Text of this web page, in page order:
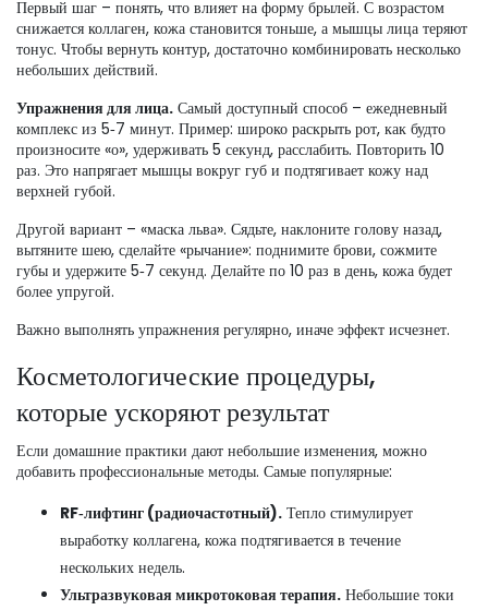
Первый шаг – понять, что влияет на форму брылей. С возрастом
снижается коллаген, кожа становится тоньше, а мышцы лица теряют
тонус. Чтобы вернуть контур, достаточно комбинировать несколько
небольших действий.
Упражнения для лица. Самый доступный способ – ежедневный
комплекс из 5‑7 минут. Пример: широко раскрыть рот, как будто
произносите «о», удерживать 5 секунд, расслабить. Повторить 10
раз. Это напрягает мышцы вокруг губ и подтягивает кожу над
верхней губой.
Другой вариант – «маска льва». Сядьте, наклоните голову назад,
вытяните шею, сделайте «рычание»: поднимите брови, сожмите
губы и удержите 5‑7 секунд. Делайте по 10 раз в день, кожа будет
более упругой.
Важно выполнять упражнения регулярно, иначе эффект исчезнет.
Косметологические процедуры,
которые ускоряют результат
Если домашние практики дают небольшие изменения, можно
добавить профессиональные методы. Самые популярные:
RF‑лифтинг (радиочастотный). Тепло стимулирует
выработку коллагена, кожа подтягивается в течение
нескольких недель.
Ультразвуковая микротоковая терапия. Небольшие токи